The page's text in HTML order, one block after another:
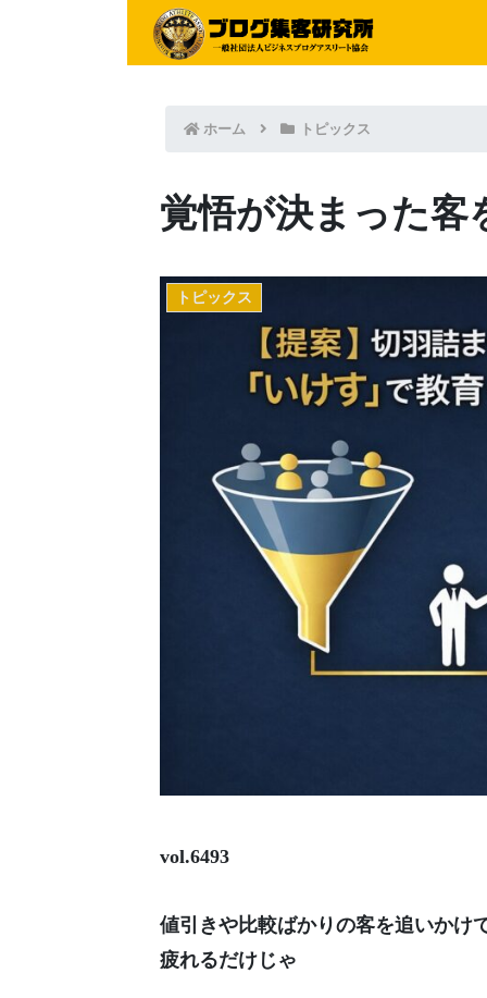
ホーム トピックス
覚悟が決まった客
トピックス
vol.6493
値引きや比較ばかりの客を追いかけ
疲れるだけじゃ